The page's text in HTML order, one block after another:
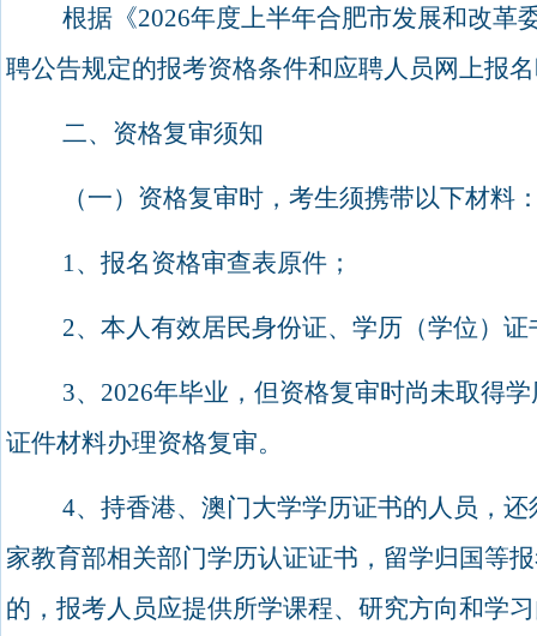
根据《2026年度上半年合肥市发展和改革
聘公告规定的报考资格条件和应聘人员网上报
二、资格复审须知
（一）资格复审时，考生须携带以下材料
1、报名资格审查表原件；
2、本人有效居民身份证、学历（学位）
3、 2026年毕业，但资格复审时尚未取得
证件材料办理资格复审。
4、持香港、澳门大学学历证书的人员，
家教育部相关部门学历认证证书，留学归国等
的，报考人员应提供所学课程、研究方向和学